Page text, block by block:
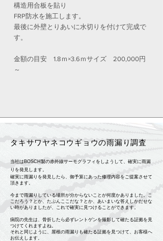
構造用合板を貼り
FRP防水を施工します。
最後に外壁とりあいに水切りを付けて完成で
す。
金額の目安 1.8ｍ×3.6ｍサイズ 200,000円
～
タキサワヤネコウギョウの雨漏り調査
当社はBOSCH製の赤外線サーモグラフィをしようして、確実に雨漏
りを発見します。
確実に雨漏りを発見したら、御予算にあった修理内容をご提案させて
頂きます。
今まで雨漏りしている場所が分からないことが何度かありました。こ
こだろう？とか、たぶんここだな？とか、あいまいな答えしかだせな
い時がありましたが、これで確実に見つけることができます。
病院の先生は、骨折したら必ずレントゲンを撮影して確たる証拠を見
つけてくれますよね。
それと同じように、屋根の雨漏りも確たる証拠を見つけて、お客様へ
お伝えします。